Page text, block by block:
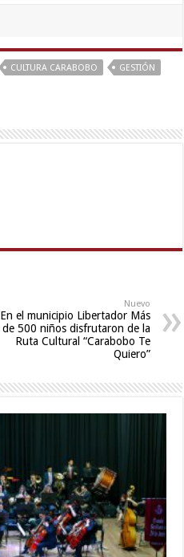
CULTURA CARABOBO
GESTIÓN
Nuevo
En el municipio Libertador Más
de 500 niños disfrutaron de la
Ruta Cultural “Carabobo Te
Quiero”